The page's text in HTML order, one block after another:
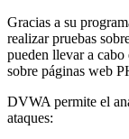
Gracias a su
realizar pruebas
pueden llevar a
sobre páginas web
DVWA permite el
ataques: